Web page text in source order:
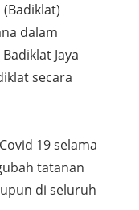
dalam
Jaya
secara
19 selama
tatanan
di seluruh